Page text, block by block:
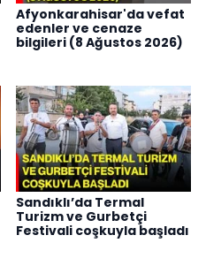
Afyonkarahisar'da vefat
edenler ve cenaze
bilgileri (8 Ağustos 2026)
Sandıklı’da Termal
Turizm ve Gurbetçi
Festivali coşkuyla başladı